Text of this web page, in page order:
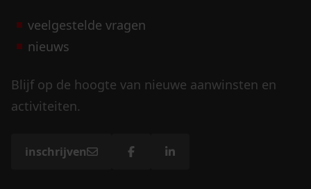
veelgestelde vragen
nieuws
Blijf op de hoogte van nieuwe aanwinsten en
activiteiten.
inschrijven